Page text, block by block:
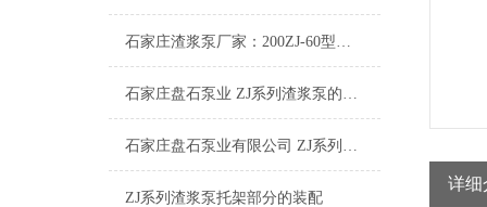
石家庄渣浆泵厂家：200ZJ-60型渣浆泵
石家庄盘石泵业 ZJ系列渣浆泵的特点及其应用
石家庄盘石泵业有限公司 ZJ系列渣浆泵工作原理
ZJ系列渣浆泵托架部分的装配
详细